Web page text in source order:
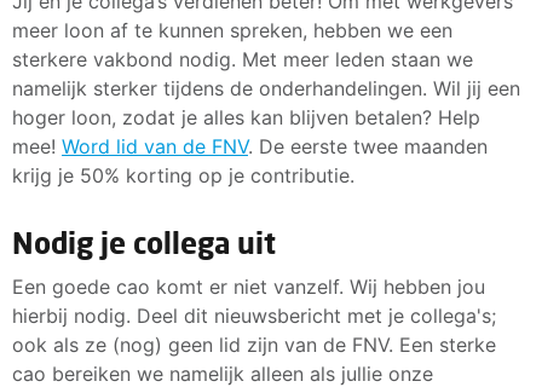
meer loon af te kunnen spreken, hebben we een
sterkere vakbond nodig. Met meer leden staan we
namelijk sterker tijdens de onderhandelingen. Wil jij een
hoger loon, zodat je alles kan blijven betalen? Help
mee! Word lid van de FNV. De eerste twee maanden
krijg je 50% korting op je contributie.
Nodig je collega uit
Een goede cao komt er niet vanzelf. Wij hebben jou
hierbij nodig. Deel dit nieuwsbericht met je collega's;
ook als ze (nog) geen lid zijn van de FNV. Een sterke
cao bereiken we namelijk alleen als jullie onze